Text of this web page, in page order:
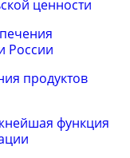
ценности
России
продуктов
функция